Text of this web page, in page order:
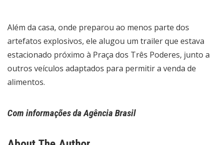
Além da casa, onde preparou ao menos parte dos
artefatos explosivos, ele alugou um trailer que estava
estacionado próximo à Praça dos Três Poderes, junto a
outros veículos adaptados para permitir a venda de
alimentos.
Com informações da Agência Brasil